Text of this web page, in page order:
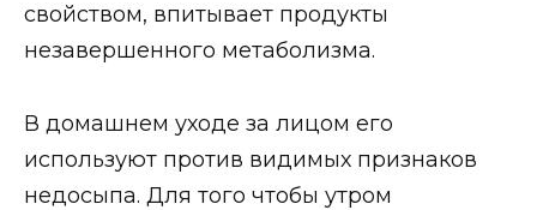
свойством, впитывает продукты
незавершенного метаболизма.
В домашнем уходе за лицом его
используют против видимых признаков
недосыпа. Для того чтобы утром